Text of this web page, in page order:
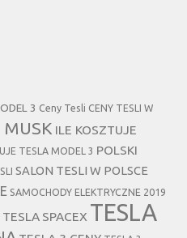
3 Ceny Tesli CENY TESLI W
MUSK ILE KOSZTUJE
TESLA MODEL 3 POLSKI
SALON TESLI W POLSCE
SAMOCHODY ELEKTRYCZNE 2019
TESLA SPACEX TESLA